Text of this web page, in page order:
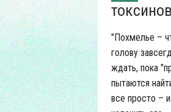
токсинов
"Похмелье –
голову
ждать, пока
пытаются
все просто –